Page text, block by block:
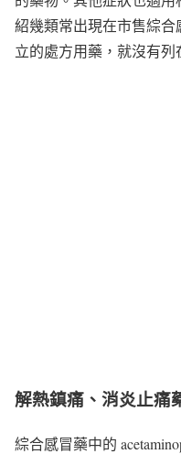
紹幾類常出現在市售綜
立的處方用藥，就沒有列
解熱鎮痛、消炎止痛
綜合感冒藥中的